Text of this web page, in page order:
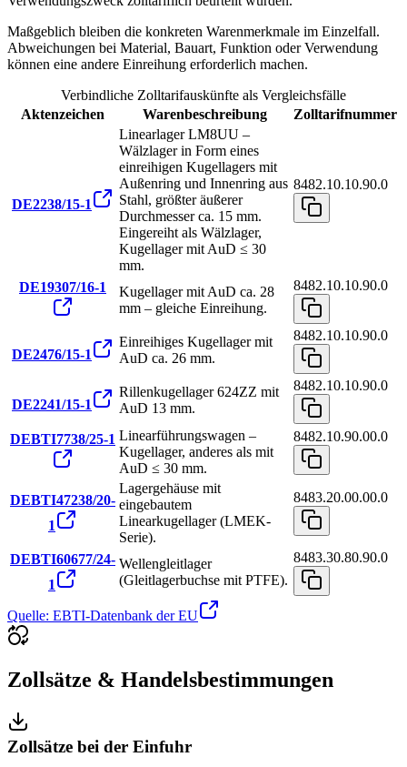
Maßgeblich bleiben die konkreten Warenmerkmale im Einzelfall.
Abweichungen bei Material, Bauart, Funktion oder Verwendung
können eine andere Einreihung erforderlich machen.
Verbindliche Zolltarifauskünfte als Vergleichsfälle
Aktenzeichen
Warenbeschreibung Zolltarifnummer
DE2238/15-1
Linearlager LM8UU –
Wälzlager in Form eines
einreihigen Kugellagers mit
Außenring und Innenring aus
Stahl, größter äußerer
Durchmesser ca. 15 mm.
Eingereiht als Wälzlager,
Kugellager mit AuD ≤ 30
mm.
8482.10.10.90.0
DE19307/16-1
Kugellager mit AuD ca. 28
mm – gleiche Einreihung.
8482.10.10.90.0
DE2476/15-1
Einreihiges Kugellager mit
AuD ca. 26 mm.
8482.10.10.90.0
DE2241/15-1
Rillenkugellager 624ZZ mit
AuD 13 mm.
8482.10.10.90.0
DEBTI7738/25-1 Linearführungswagen –
Kugellager, anderes als mit
AuD ≤ 30 mm.
8482.10.90.00.0
DEBTI47238/20-
1
Lagergehäuse mit
eingebautem
Linearkugellager (LMEK-
Serie).
8483.20.00.00.0
DEBTI60677/24-
1
Wellengleitlager
(Gleitlagerbuchse mit PTFE).
8483.30.80.90.0
Quelle: EBTI-Datenbank der EU
Zollsätze & Handelsbestimmungen
Zollsätze bei der Einfuhr